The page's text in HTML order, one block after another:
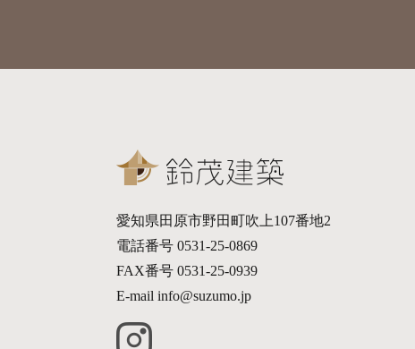
愛知県田原市野田町吹上107番地2
電話番号 0531-25-0869
FAX番号 0531-25-0939
E-mail info@suzumo.jp